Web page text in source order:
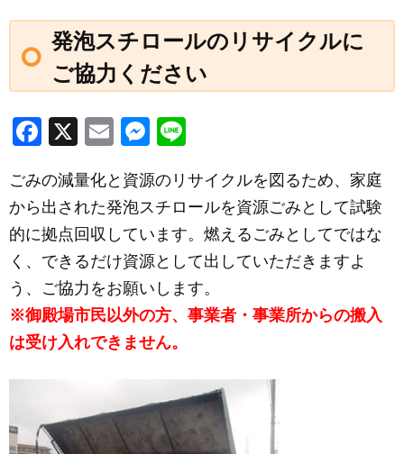
発泡スチロールのリサイクルに
ご協力ください
F
c
e
b
o
o
k
X
E
ail
M
ss
e
n
g
er
e
ごみの減量化と資源のリサイクルを図るため、家庭
から出された発泡スチロールを資源ごみとして試験
的に拠点回収しています。燃えるごみとしてではな
く、できるだけ資源として出していただきますよ
う、ご協力をお願いします。
※御殿場市民以外の方、事業者・事業所からの搬入
は受け入れできません。